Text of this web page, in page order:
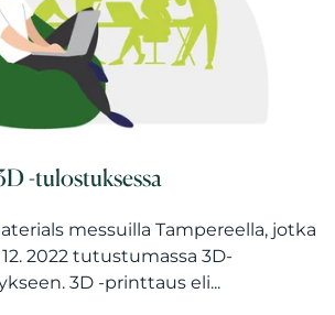
-tulostuksessa
messuilla Tampereella, jotka
2022 tutustumassa 3D-
3D -printtaus eli...